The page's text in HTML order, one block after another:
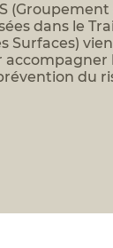
(Groupement
dans le
Surfaces)
du